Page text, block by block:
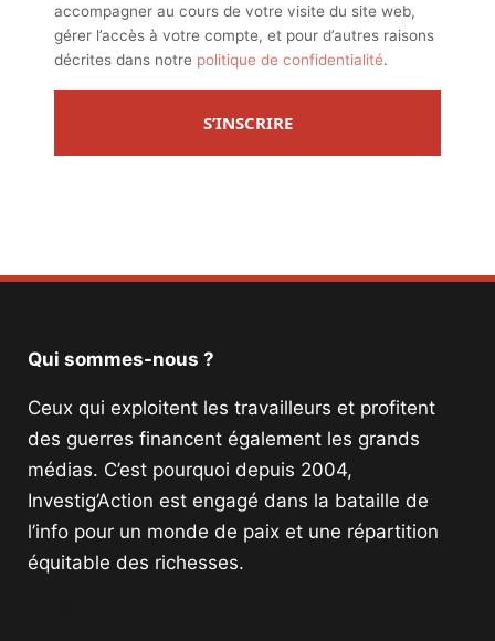
accompagner au cours de votre visite du site web,
gérer l’accès à votre compte, et pour d’autres raisons
décrites dans notre politique de confidentialité.
S’INSCRIRE
Qui sommes-nous ?
Ceux qui exploitent les travailleurs et profitent
des guerres financent également les grands
médias. C’est pourquoi depuis 2004,
Investig’Action est engagé dans la bataille de
l’info pour un monde de paix et une répartition
équitable des richesses.